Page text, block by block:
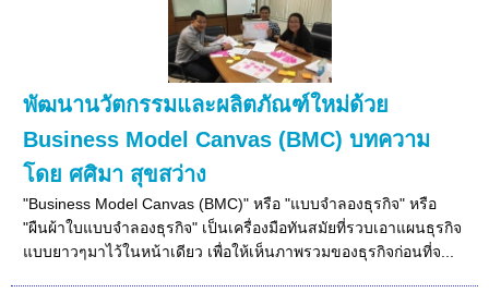
พัฒนานวัตกรรมและผลิตภัณฑ์ใหม่ด้วย
Business Model Canvas (BMC) บทความ
โดย ศศิมา สุขสว่าง
"Business Model Canvas (BMC)" หรือ "แบบจำลองธุรกิจ" หรือ
"ผืนผ้าใบแบบจำลองธุรกิจ" เป็นเครื่องมือทันสมัยที่รวบเอาแผนธุรกิจ
แบบยาวๆมาไว้ในหน้าเดียว เพื่อให้เห็นภาพรวมของธุรกิจก่อนที่จ...